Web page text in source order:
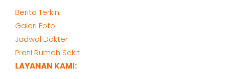
Berita Terkini
Galeri Foto
Jadwal Dokter
Profil Rumah Sakit
LAYANAN KAMI: